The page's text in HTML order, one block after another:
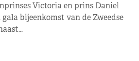
Victoria en prins Daniel
bijeenkomst van de Zweedse